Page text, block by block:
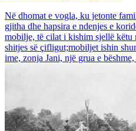
Në dhomat e vogla, ku jetonte
gjitha dhe hapsira e ndenjes e
mobilje, të cilat i kishim sjellë këtu
shitjes së çifligut;mobiljet ishin
ime, zonja Jani, një grua e